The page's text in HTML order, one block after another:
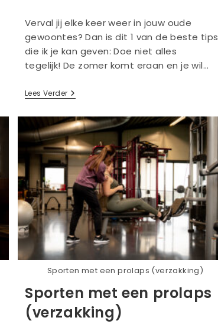
Verval jij elke keer weer in jouw oude
gewoontes? Dan is dit 1 van de beste tips
die ik je kan geven: Doe niet alles
tegelijk! De zomer komt eraan en je wil…
Lees VerderDe
Nr.1
Om
Niet
In
Oude
Gewoontes
Te
Blijven
Vervallen
Sporten met een prolaps (verzakking)
Sporten met een prolaps
(verzakking)